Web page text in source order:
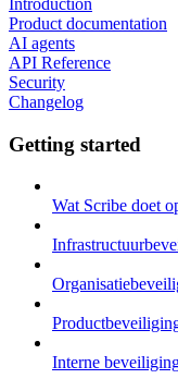
Product documentation
AI agents
API Reference
Security
Changelog
Getting started
Wat Scribe doet
Interne